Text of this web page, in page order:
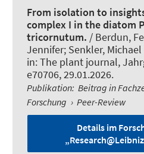
From isolation to
complex I in the diatom
tricornutum. / Berdun,
Jennifer; Senkler, Michael
in:The plant journal,
e70706, 29.01.2026.
Publikation: Beitrag in
Forschung › Peer-Review
Details im